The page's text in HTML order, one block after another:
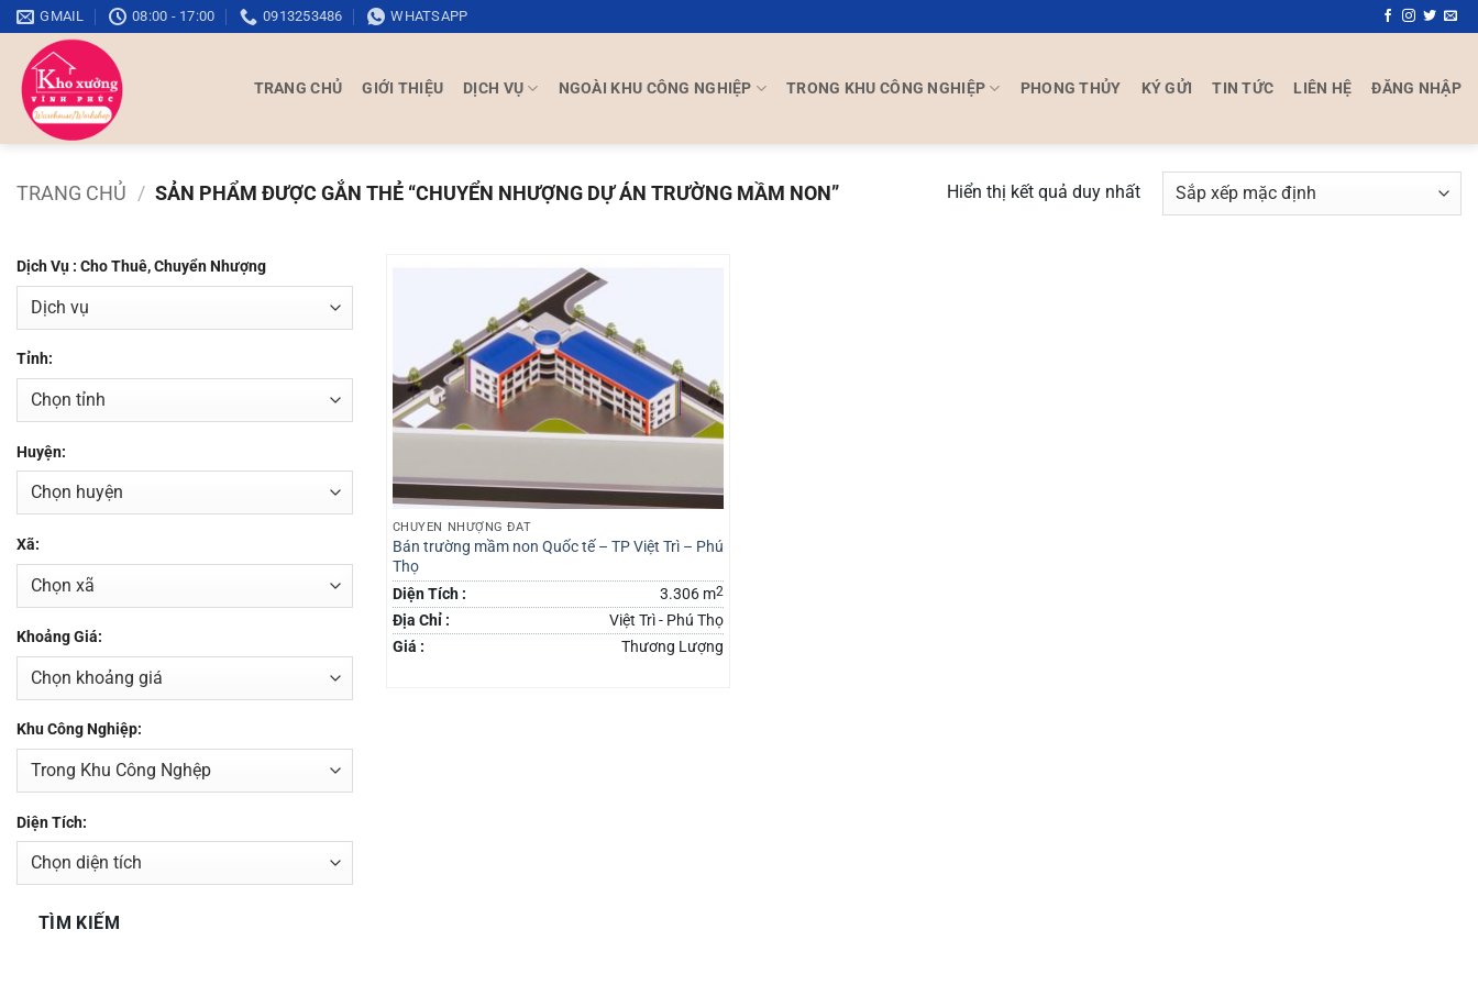
Bỏ
qua
dung
GMAIL 08:00 - 17:00 0913253486 WHATSAPP
TRANG CHỦ GIỚI THIỆU DỊCH VỤ NGOÀI KHU CÔNG NGHIỆP TRONG KHU CÔNG NGHIỆP PHONG THỦY KÝ GỬI TIN TỨC LIÊN HỆ ĐĂNG NHẬP
TRANG CHỦ / SẢN PHẨM ĐƯỢC GẮN THẺ “CHUYỂN NHƯỢNG DỰ ÁN TRƯỜNG MẦM NON” Hiển thị kết quả duy nhất
Dịch Vụ : Cho Thuê, Chuyển Nhượng
Tỉnh:
Huyện:
Xã:
Khoảng Giá:
Khu Công Nghiệp:
Diện Tích:
TÌM KIẾM
CHUYỂN NHƯỢNG ĐẤT
Bán trường mầm non Quốc tế – TP Việt Trì – Phú
Thọ
Diện Tích :
3.306 m2
Địa Chỉ :
Việt Trì - Phú Thọ
Giá :
Thương Lượng